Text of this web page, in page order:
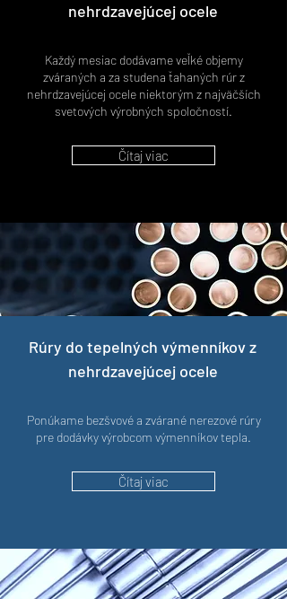
nehrdzavejúcej ocele
Každý mesiac dodávame veľké objemy
zváraných a za studena ťahaných rúr z
nehrdzavejúcej ocele niektorým z najväčších
svetových výrobných spoločností.
Čítaj viac
Rúry do tepelných výmenníkovz
nehrdzavejúcej ocele
Ponúkame bezšvové a zvárané nerezové rúry
pre dodávky výrobcom výmenníkov tepla.
Čítaj viac